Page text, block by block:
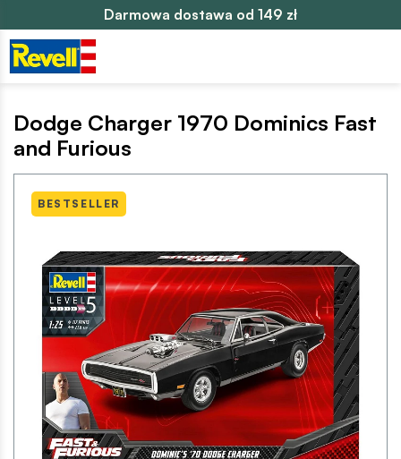
Darmowa dostawa od 149 zł
Dodge Charger 1970 Dominics Fast
and Furious
BESTSELLER